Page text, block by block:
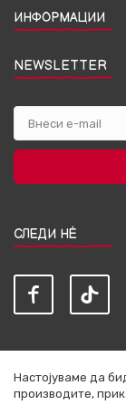
ИНФОРМАЦИИ
NEWSLETTER
СЛЕДИ НЀ
Настојуваме да
производите,